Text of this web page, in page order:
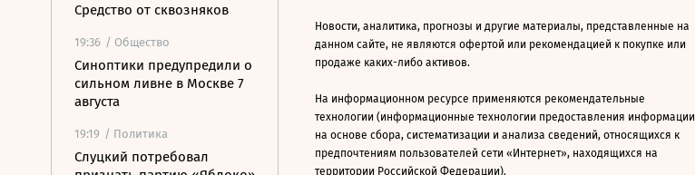
Средство от сквозняков
19:36 / Общество
Синоптики предупредили о
сильном ливне в Москве 7
августа
19:19 / Политика
Слуцкий потребовал
Новости, аналитика, прогнозы и другие материалы, представленные на
данном сайте, не являются офертой или рекомендацией к покупке или
продаже каких-либо активов.
На информационном ресурсе применяются рекомендательные
технологии (информационные технологии предоставления информации
на основе сбора, систематизации и анализа сведений, относящихся к
предпочтениям пользователей сети «Интернет», находящихся на
территории Российской Федерации).